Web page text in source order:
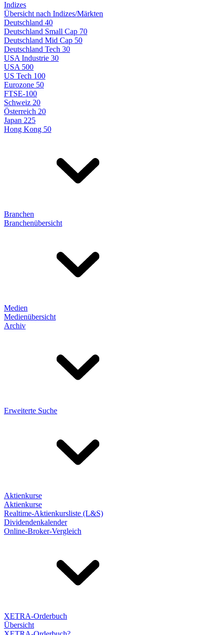
Indizes
Übersicht nach Indizes/Märkten
Deutschland 40
Deutschland Small Cap 70
Deutschland Mid Cap 50
Deutschland Tech 30
USA Industrie 30
USA 500
US Tech 100
Eurozone 50
FTSE-100
Schweiz 20
Österreich 20
Japan 225
Hong Kong 50
Branchen
Branchenübersicht
Medien
Medienübersicht
Archiv
Erweiterte Suche
Aktienkurse
Aktienkurse
Realtime-Aktienkursliste (L&S)
Dividendenkalender
Online-Broker-Vergleich
XETRA-Orderbuch
Übersicht